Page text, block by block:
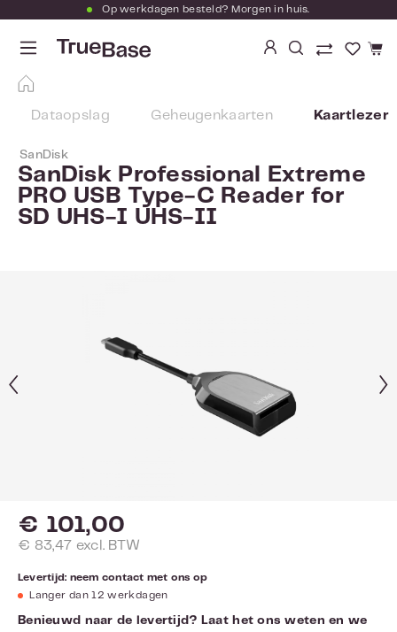
Ga naar de hoofdinhoud
Op werkdagen besteld? Morgen in huis.
Je
Dataopslag Geheugenkaarten Kaartlezer
SanDisk
SanDisk Professional Extreme
PRO USB Type-C Reader for
SD UHS-I UHS-II
€ 101,00
€ 83,47 excl. BTW
Levertijd: neem contact met ons op
Langer dan 12 werkdagen
Benieuwd naar de levertijd? Laat het ons weten en we